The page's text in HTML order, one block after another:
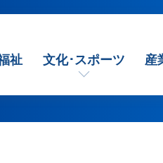
祉 文化･スポーツ 産